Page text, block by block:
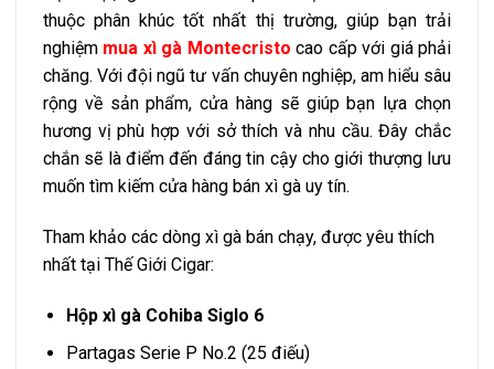
thuộc phân khúc tốt nhất thị trường, giúp bạn trải
nghiệm mua xì gà Montecristo cao cấp với giá phải
chăng. Với đội ngũ tư vấn chuyên nghiệp, am hiểu sâu
rộng về sản phẩm, cửa hàng sẽ giúp bạn lựa chọn
hương vị phù hợp với sở thích và nhu cầu. Đây chắc
chắn sẽ là điểm đến đáng tin cậy cho giới thượng lưu
muốn tìm kiếm cửa hàng bán xì gà uy tín.
Tham khảo các dòng xì gà bán chạy, được yêu thích
nhất tại Thế Giới Cigar:
Hộp xì gà Cohiba Siglo 6
Partagas Serie P No.2 (25 điếu)